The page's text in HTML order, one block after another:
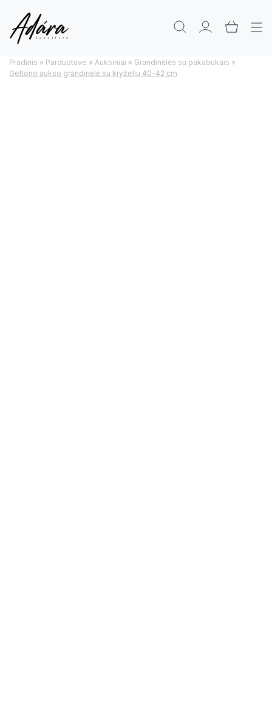
Pradinis » Parduotuve » Auksiniai » Grandinėlės su pakabukais »
Geltono aukso grandinėlė su kryželiu 40-42 cm